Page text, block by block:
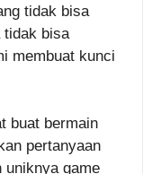
tidak bisa
tidak bisa
membuat kunci
buat bermain
pertanyaan
uniknya game